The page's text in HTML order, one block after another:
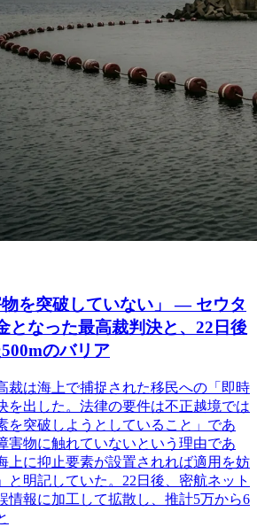
物を突破していない」 ― セウタ
となった最高裁判決と、22日後
のバリア
裁は海上で捕捉された移民への「即時
を出した。法律の要件は不正越境では
を突破しようとしていること」であ
害物に触れていないという理由であ
上に抑止要素が設置されれば適用を妨
と明記していた。22日後、密航ネット
情報に加工して拡散し、推計5万から6